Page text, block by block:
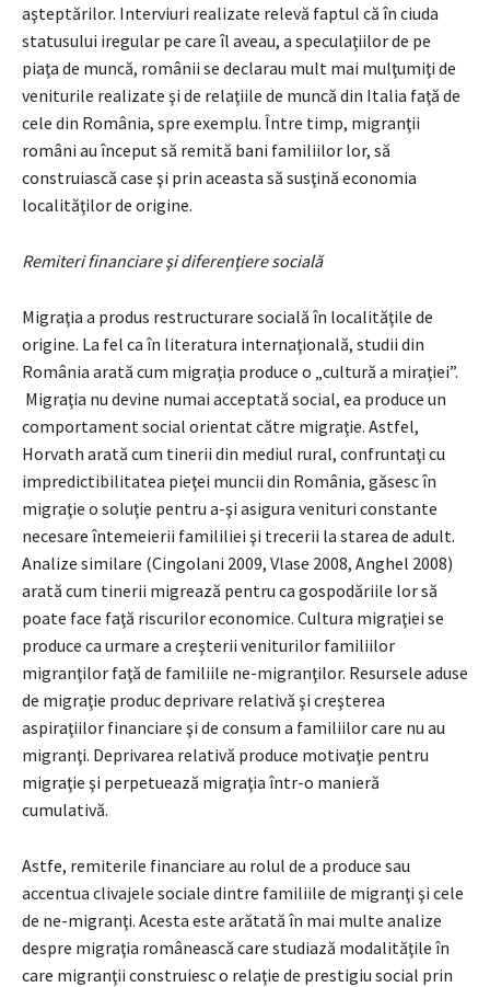
aşteptărilor. Interviuri realizate relevă faptul că în ciuda
statusului iregular pe care îl aveau, a speculaţiilor de pe
piaţa de muncă, românii se declarau mult mai mulţumiţi de
veniturile realizate şi de relaţiile de muncă din Italia faţă de
cele din România, spre exemplu. Între timp, migranţii
români au început să remită bani familiilor lor, să
construiască case şi prin aceasta să susţină economia
localităţilor de origine.
Remiteri financiare şi diferenţiere socială
Migraţia a produs restructurare socială în localităţile de
origine. La fel ca în literatura internaţională, studii din
România arată cum migraţia produce o „cultură a miraţiei”.
Migraţia nu devine numai acceptată social, ea produce un
comportament social orientat către migraţie. Astfel,
Horvath arată cum tinerii din mediul rural, confruntaţi cu
impredictibilitatea pieţei muncii din România, găsesc în
migraţie o soluţie pentru a-şi asigura venituri constante
necesare întemeierii famililiei şi trecerii la starea de adult.
Analize similare (Cingolani 2009, Vlase 2008, Anghel 2008)
arată cum tinerii migrează pentru ca gospodăriile lor să
poate face faţă riscurilor economice. Cultura migraţiei se
produce ca urmare a creşterii veniturilor familiilor
migranţilor faţă de familiile ne-migranţilor. Resursele aduse
de migraţie produc deprivare relativă şi creşterea
aspiraţiilor financiare şi de consum a familiilor care nu au
migranţi. Deprivarea relativă produce motivaţie pentru
migraţie şi perpetuează migraţia într-o manieră
cumulativă.
Astfe, remiterile financiare au rolul de a produce sau
accentua clivajele sociale dintre familiile de migranţi şi cele
de ne-migranţi. Acesta este arătată în mai multe analize
despre migraţia românească care studiază modalităţile în
care migranţii construiesc o relaţie de prestigiu social prin